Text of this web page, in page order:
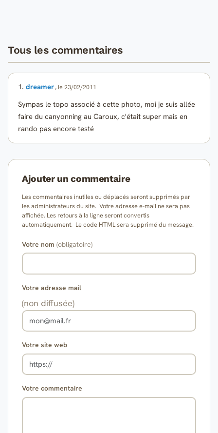
Tous les commentaires
1. dreamer, le 23/02/2011
Sympas le topo associé à cette photo, moi je suis allée
faire du canyonning au Caroux, c'était super mais en
rando pas encore testé
Ajouter un commentaire
Les commentaires inutiles ou déplacés seront supprimés par
les administrateurs du site. Votre adresse e-mail ne sera pas
affichée. Les retours à la ligne seront convertis
automatiquement. Le code HTML sera supprimé du message.
Votre nom (obligatoire)
Votre adresse mail
(non diffusée)
Votre site web
Votre commentaire